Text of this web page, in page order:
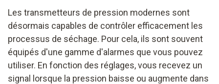
Les transmetteurs de pression modernes sont
désormais capables de contrôler efficacement les
processus de séchage. Pour cela, ils sont souvent
équipés d'une gamme d'alarmes que vous pouvez
utiliser. En fonction des réglages, vous recevez un
signal lorsque la pression baisse ou augmente dans